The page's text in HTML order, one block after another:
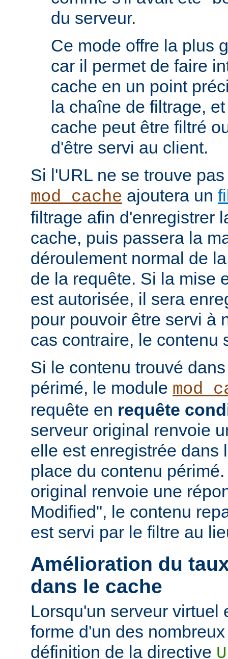
du serveur.
Ce mode offre la plus
car il permet de faire
cache en un point
la chaîne de filtrage,
cache peut être filtré
d'être servi au client.
Si l'URL ne se trouve
mod_cache ajoutera un
filtrage afin d'enregistrer
cache, puis passera la
déroulement normal de
de la requête. Si la mise
est autorisée, il sera
pour pouvoir être servi à
cas contraire, le contenu
Si le contenu trouvé
périmé, le module
requête en requête
serveur original renvoie
elle est enregistrée dans
place du contenu
original renvoie une
Modified", le contenu
est servi par le filtre au
Amélioration du
dans le cache
Lorsqu'un serveur virtuel
forme d'un des
définition de la directive